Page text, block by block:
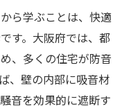
ら学ぶことは、快適
す。大阪府では、都
、多くの住宅が防音
、壁の内部に吸音材
音を効果的に遮断す